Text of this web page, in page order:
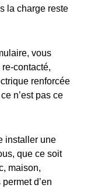
la charge reste
vous
contacté,
renforcée
n’est pas ce
installer une
que ce soit
maison,
d’en